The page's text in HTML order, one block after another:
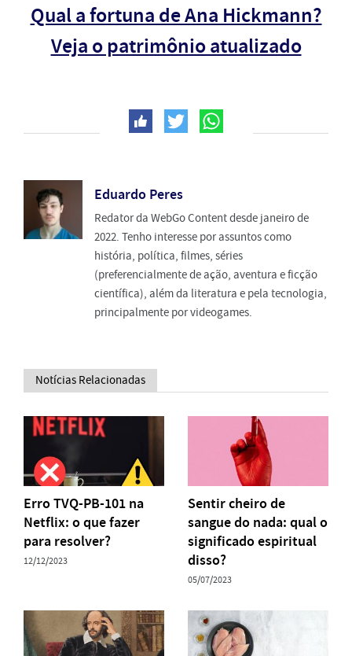
Qual a fortuna de Ana Hickmann?
Veja o patrimônio atualizado
Eduardo Peres
Redator da WebGo Content desde janeiro de
2022. Tenho interesse por assuntos como
história, política, filmes, séries
(preferencialmente de ação, aventura e ficção
científica), além da literatura e pela tecnologia,
principalmente por videogames.
Notícias Relacionadas
Erro TVQ-PB-101 na
Netflix: o que fazer
para resolver?
12/12/2023
Sentir cheiro de
sangue do nada: qual o
significado espiritual
disso?
05/07/2023